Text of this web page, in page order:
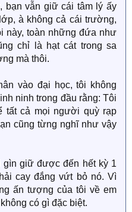
bạn vẫn giữ cái tâm lý ấy
à không cả cái trường,
này, toàn những đứa như
chỉ là hạt cát trong sa
mà thôi.
vào đại học, tôi không
ninh trong đầu rằng: Tôi
tất cả mọi người quỳ rạp
cũng từng nghĩ như vậy
giữ được đến hết kỳ 1
cay đắng vứt bỏ nó. Vì
ấn tượng của tôi về em
có gì đặc biệt.